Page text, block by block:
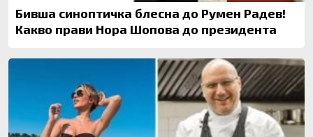
Бивша синоптичка блесна до Румен Радев!
Какво прави Нора Шопова до президента